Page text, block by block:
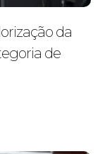
da
de